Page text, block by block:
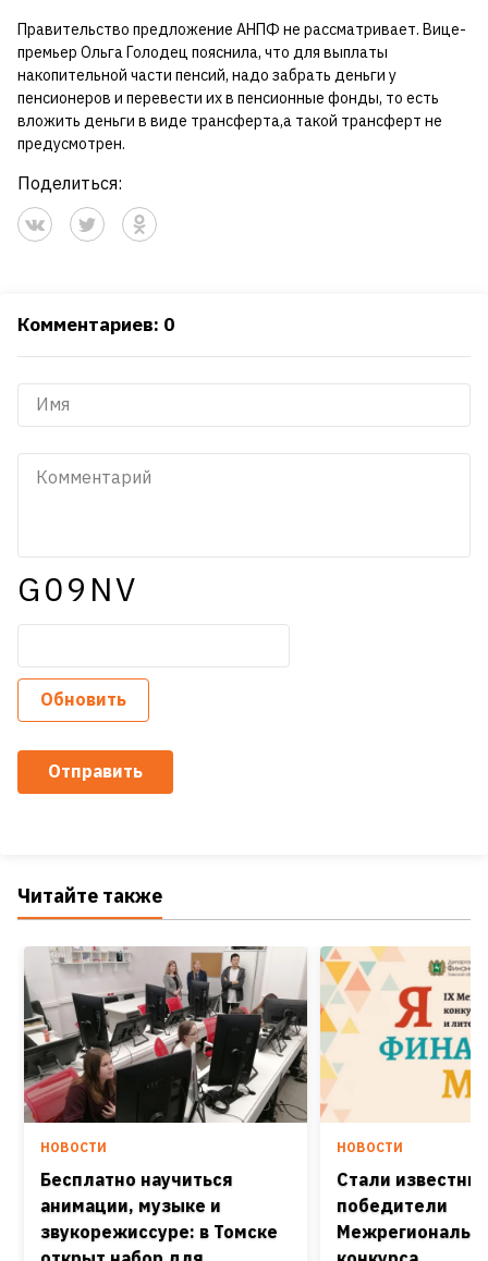
Правительство предложение АНПФ не рассматривает. Вице-
премьер Ольга Голодец пояснила, что для выплаты
накопительной части пенсий, надо забрать деньги у
пенсионеров и перевести их в пенсионные фонды, то есть
вложить деньги в виде трансферта,а такой трансферт не
предусмотрен.
Поделиться:
Комментариев: 0
G09NV
Обновить
Отправить
Читайте также
НОВОСТИ
Бесплатно научиться
анимации, музыке и
звукорежиссуре: в Томске
НОВОСТИ
Стали известны
победители